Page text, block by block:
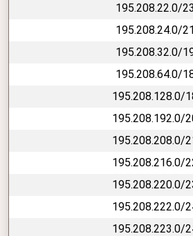
195.208.22.0/23
195.208.24.0/21
195.208.32.0/
195.208.64.0/
195.208.128.0/
195.208.192.0/
195.208.208.0/
195.208.216.0/
195.208.220.0/
195.208.222.0/
195.208.223.0/